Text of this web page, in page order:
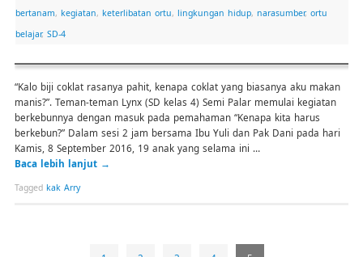
bertanam, kegiatan, keterlibatan ortu, lingkungan hidup, narasumber, ortu
belajar, SD-4
“Kalo biji coklat rasanya pahit, kenapa coklat yang biasanya aku makan
manis?”. Teman-teman Lynx (SD kelas 4) Semi Palar memulai kegiatan
berkebunnya dengan masuk pada pemahaman “Kenapa kita harus
berkebun?” Dalam sesi 2 jam bersama Ibu Yuli dan Pak Dani pada hari
Kamis, 8 September 2016, 19 anak yang selama ini …
Baca lebih lanjut →
Tagged kak Arry